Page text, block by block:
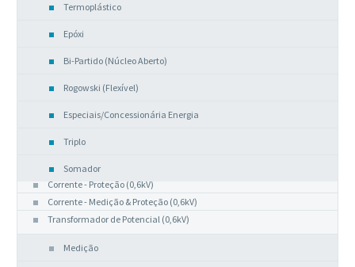
Termoplástico
Epóxi
Bi-Partido (Núcleo Aberto)
Rogowski (Flexível)
Especiais/Concessionária Energia
Triplo
Somador
Corrente - Proteção (0,6kV)
Corrente - Medição & Proteção (0,6kV)
Transformador de Potencial (0,6kV)
Medição